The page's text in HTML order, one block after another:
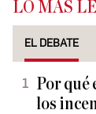
LO MÁS
EL DEBATE
Por qué
los